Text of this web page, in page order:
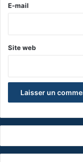
e
E-mail
Site web